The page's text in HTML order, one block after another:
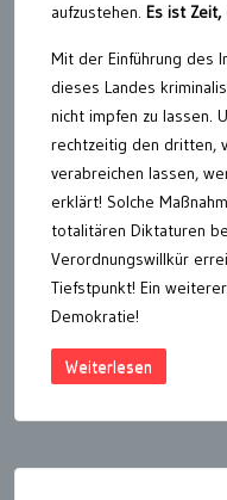
aufzustehen. Es ist
Mit der Einführung des
dieses Landes
nicht impfen zu lassen.
rechtzeitig den dritten,
verabreichen lassen,
erklärt! Solche
totalitären Diktaturen
Verordnungswillkür
Tiefstpunkt! Ein
Demokratie!
Weiterlesen
der